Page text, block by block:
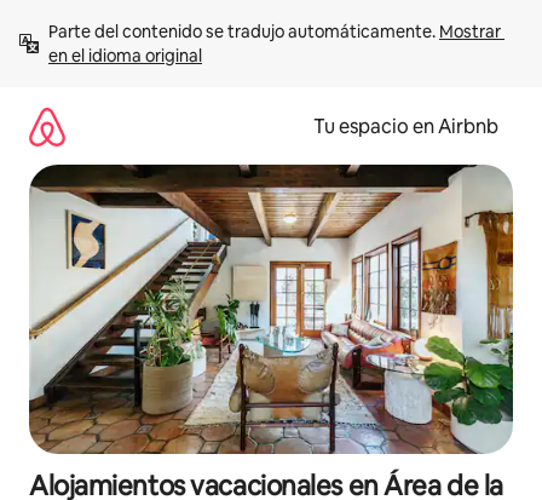
contenido
Parte del contenido se tradujo automáticamente. Mostrar
en el idioma original
Tu espacio en Airbnb
Alojamientos vacacionales en Área de la